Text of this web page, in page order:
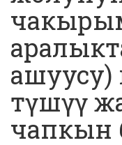
ашуусу)
түшүү
чапкын